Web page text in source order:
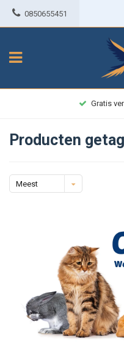
0850655451
Gratis
Producten
Meest